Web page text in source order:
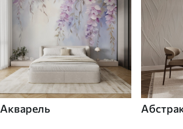
Акварель